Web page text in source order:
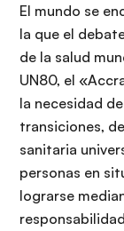
El mundo se
la que el
de la salud
UN80, el
la necesidad
transiciones,
sanitaria
personas en
lograrse